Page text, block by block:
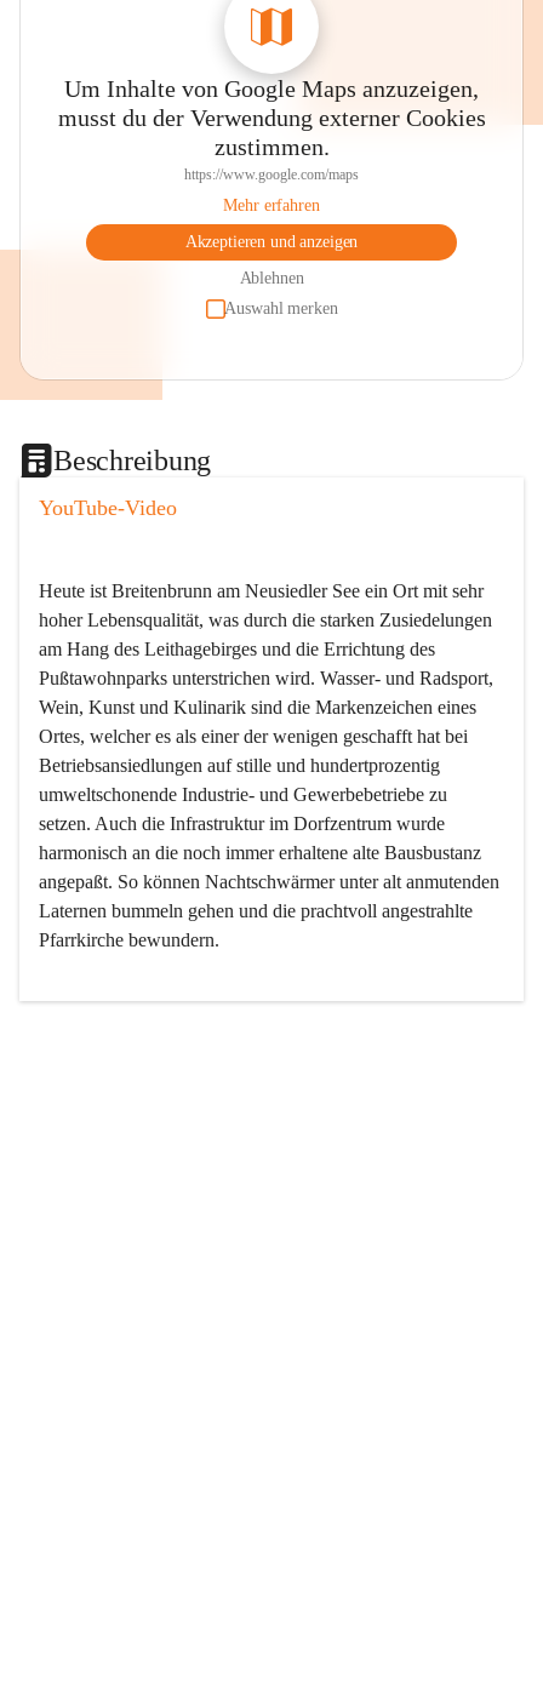
Um Inhalte von Google Maps anzuzeigen,
musst du der Verwendung externer Cookies
zustimmen.
https://www.google.com/maps
Mehr erfahren
Akzeptieren und anzeigen
Ablehnen
Auswahl merken
Beschreibung
YouTube-Video
Heute ist Breitenbrunn am Neusiedler See ein Ort mit sehr
hoher Lebensqualität, was durch die starken Zusiedelungen
am Hang des Leithagebirges und die Errichtung des
Pußtawohnparks unterstrichen wird. Wasser- und Radsport,
Wein, Kunst und Kulinarik sind die Markenzeichen eines
Ortes, welcher es als einer der wenigen geschafft hat bei
Betriebsansiedlungen auf stille und hundertprozentig
umweltschonende Industrie- und Gewerbebetriebe zu
setzen. Auch die Infrastruktur im Dorfzentrum wurde
harmonisch an die noch immer erhaltene alte Bausbustanz
angepaßt. So können Nachtschwärmer unter alt anmutenden
Laternen bummeln gehen und die prachtvoll angestrahlte
Pfarrkirche bewundern.
Der Weinbau dominert heute nicht mehr, ist aber integrativer